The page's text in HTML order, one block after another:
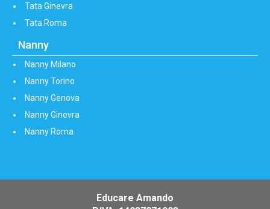
Tata Ginevra
Tata Roma
Nanny
Nanny Milano
Nanny Torino
Nanny Genova
Nanny Ginevra
Nanny Roma
Educare Amando